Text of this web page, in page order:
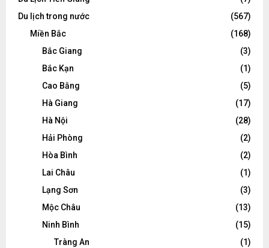
Du lịch trong nước
(567)
Miền Bắc
(168)
Bắc Giang
(3)
Bắc Kạn
(1)
Cao Bằng
(5)
Hà Giang
(17)
Hà Nội
(28)
Hải Phòng
(2)
Hòa Bình
(2)
Lai Châu
(1)
Lạng Sơn
(3)
Mộc Châu
(13)
Ninh Bình
(15)
Tràng An
(1)